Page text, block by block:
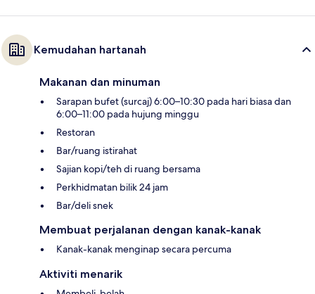
Kemudahan hartanah
Makanan dan minuman
Sarapan bufet (surcaj) 6:00–10:30 pada hari biasa dan
6:00–11:00 pada hujung minggu
Restoran
Bar/ruang istirahat
Sajian kopi/teh di ruang bersama
Perkhidmatan bilik 24 jam
Bar/deli snek
Membuat perjalanan dengan kanak-kanak
Kanak-kanak menginap secara percuma
Aktiviti menarik